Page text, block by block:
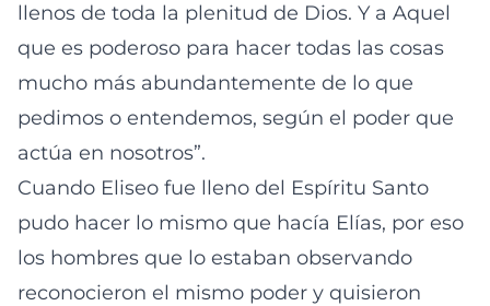
llenos de toda la plenitud de Dios. Y a Aquel
que es poderoso para hacer todas las cosas
mucho más abundantemente de lo que
pedimos o entendemos, según el poder que
actúa en nosotros”.
Cuando Eliseo fue lleno del Espíritu Santo
pudo hacer lo mismo que hacía Elías, por eso
los hombres que lo estaban observando
reconocieron el mismo poder y quisieron